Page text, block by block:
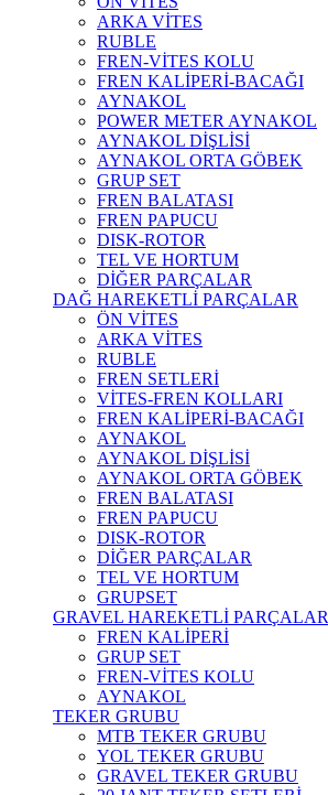
ARKA VİTES
RUBLE
FREN-VİTES KOLU
FREN KALİPERİ-BACAĞI
AYNAKOL
POWER METER AYNAKOL
AYNAKOL DİŞLİSİ
AYNAKOL ORTA GÖBEK
GRUP SET
FREN BALATASI
FREN PAPUCU
DISK-ROTOR
TEL VE HORTUM
DİĞER PARÇALAR
DAĞ HAREKETLİ PARÇALAR
ÖN VİTES
ARKA VİTES
RUBLE
FREN SETLERİ
VİTES-FREN KOLLARI
FREN KALİPERİ-BACAĞI
AYNAKOL
AYNAKOL DİŞLİSİ
AYNAKOL ORTA GÖBEK
FREN BALATASI
FREN PAPUCU
DISK-ROTOR
DİĞER PARÇALAR
TEL VE HORTUM
GRUPSET
GRAVEL HAREKETLİ PARÇALAR
FREN KALİPERİ
GRUP SET
FREN-VİTES KOLU
AYNAKOL
TEKER GRUBU
MTB TEKER GRUBU
YOL TEKER GRUBU
GRAVEL TEKER GRUBU